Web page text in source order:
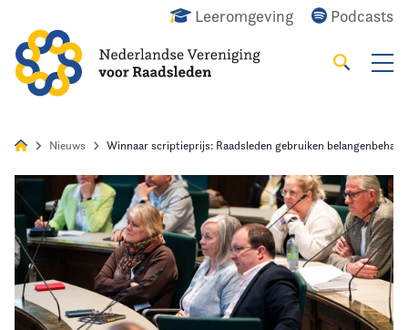
Leeromgeving Podcasts
Zoeken
Home
Agenda
Nieuws
Nieuws Winnaar scriptieprijs: Raadsleden gebruiken